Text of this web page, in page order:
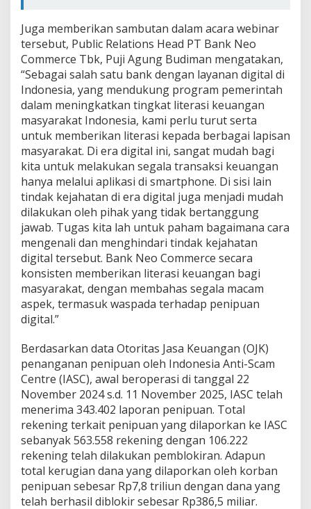
p
u
a
n
D
i
g
i
t
a
l
Juga memberikan sambutan dalam acara webinar
tersebut, Public Relations Head PT Bank Neo
Commerce Tbk, Puji Agung Budiman mengatakan,
“Sebagai salah satu bank dengan layanan digital di
Indonesia, yang mendukung program pemerintah
dalam meningkatkan tingkat literasi keuangan
masyarakat Indonesia, kami perlu turut serta
untuk memberikan literasi kepada berbagai lapisan
masyarakat. Di era digital ini, sangat mudah bagi
kita untuk melakukan segala transaksi keuangan
hanya melalui aplikasi di smartphone. Di sisi lain
tindak kejahatan di era digital juga menjadi mudah
dilakukan oleh pihak yang tidak bertanggung
jawab. Tugas kita lah untuk paham bagaimana cara
mengenali dan menghindari tindak kejahatan
digital tersebut. Bank Neo Commerce secara
konsisten memberikan literasi keuangan bagi
masyarakat, dengan membahas segala macam
aspek, termasuk waspada terhadap penipuan
digital.”
Berdasarkan data Otoritas Jasa Keuangan (OJK)
penanganan penipuan oleh Indonesia Anti-Scam
Centre (IASC), awal beroperasi di tanggal 22
November 2024 s.d. 11 November 2025, IASC telah
menerima 343.402 laporan penipuan. Total
rekening terkait penipuan yang dilaporkan ke IASC
sebanyak 563.558 rekening dengan 106.222
rekening telah dilakukan pemblokiran. Adapun
total kerugian dana yang dilaporkan oleh korban
penipuan sebesar Rp7,8 triliun dengan dana yang
telah berhasil diblokir sebesar Rp386,5 miliar.